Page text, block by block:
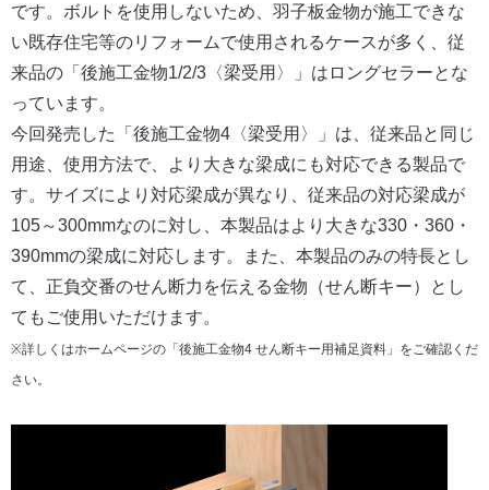
です。ボルトを使用しないため、羽子板金物が施工できな
い既存住宅等のリフォームで使用されるケースが多く、従
来品の「後施工金物1/2/3〈梁受用〉」はロングセラーとな
っています。
今回発売した「後施工金物4〈梁受用〉」は、従来品と同じ
用途、使用方法で、より大きな梁成にも対応できる製品で
す。サイズにより対応梁成が異なり、従来品の対応梁成が
105～300mmなのに対し、本製品はより大きな330・360・
390mmの梁成に対応します。また、本製品のみの特長とし
て、正負交番のせん断力を伝える金物（せん断キー）とし
てもご使用いただけます。
※詳しくはホームページの「後施工金物4 せん断キー用補足資料」をご確認くだ
さい。